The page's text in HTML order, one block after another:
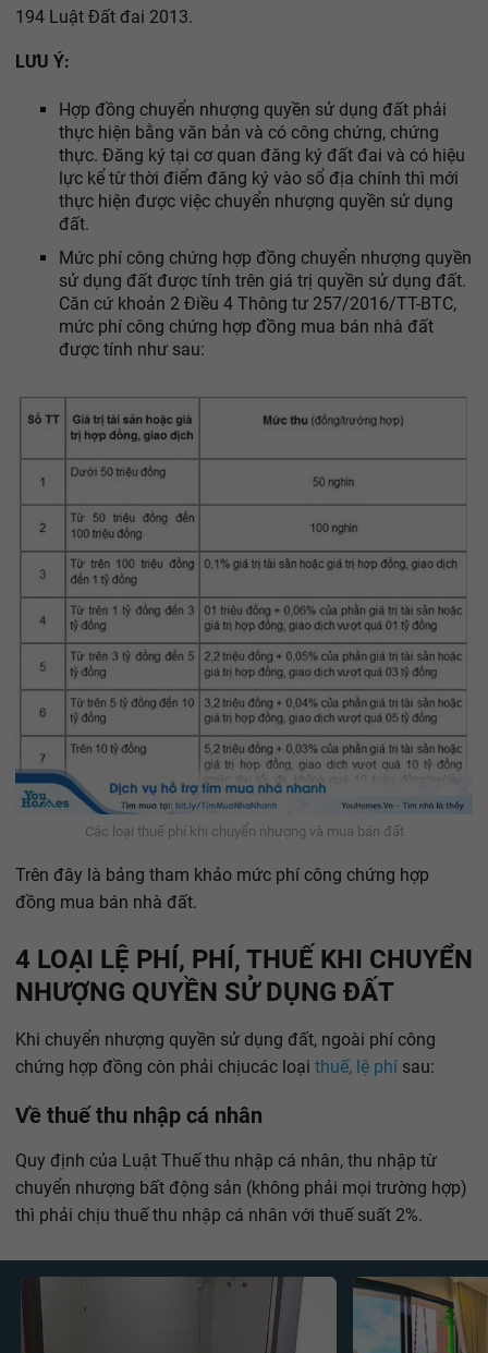
194 Luật Đất đai 2013.
LƯU Ý:
Hợp đồng chuyển nhượng quyền sử dụng đất phải
thực hiện bằng văn bản và có công chứng, chứng
thực. Đăng ký tại cơ quan đăng ký đất đai và có hiệu
lực kể từ thời điểm đăng ký vào sổ địa chính thì mới
thực hiện được việc chuyển nhượng quyền sử dụng
đất.
Mức phí công chứng hợp đồng chuyển nhượng quyền
sử dụng đất được tính trên giá trị quyền sử dụng đất.
Căn cứ khoản 2 Điều 4 Thông tư 257/2016/TT-BTC,
mức phí công chứng hợp đồng mua bán nhà đất
được tính như sau:
Các loại thuế phí khi chuyển nhượng và mua bán đất
Trên đây là bảng tham khảo mức phí công chứng hợp
đồng mua bán nhà đất.
4 LOẠI LỆ PHÍ, PHÍ, THUẾ KHI CHUYỂN
NHƯỢNG QUYỀN SỬ DỤNG ĐẤT
Khi chuyển nhượng quyền sử dụng đất, ngoài phí công
chứng hợp đồng còn phải chịucác loại thuế, lệ phí sau:
Về thuế thu nhập cá nhân
Quy định của Luật Thuế thu nhập cá nhân, thu nhập từ
chuyển nhượng bất động sản (không phải mọi trường hợp)
thì phải chịu thuế thu nhập cá nhân với thuế suất 2%.